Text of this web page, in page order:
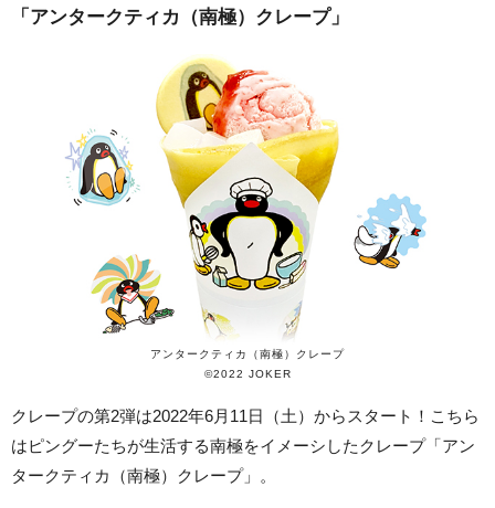
「アンタークティカ（南極）クレープ」
アンタークティカ（南極）クレープ
©2022 JOKER
クレープの第2弾は2022年6月11日（土）からスタート！こちら
はピングーたちが生活する南極をイメーシしたクレープ「アン
タークティカ（南極）クレープ」。